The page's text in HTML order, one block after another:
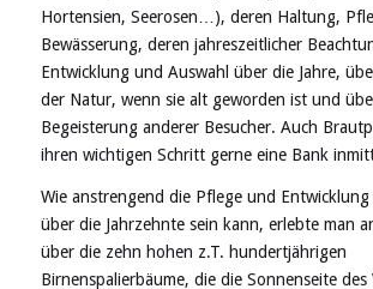
Hortensien, Seerosen…), deren Haltung,
Bewässerung, deren jahreszeitlicher
Entwicklung und Auswahl über die Jahre,
der Natur, wenn sie alt geworden ist und
Begeisterung anderer Besucher. Auch
ihren wichtigen Schritt gerne eine Bank
Wie anstrengend die Pflege und Entwicklung
über die Jahrzehnte sein kann, erlebte man
über die zehn hohen z.T. hundertjährigen
Birnenspalierbäume, die die Sonnenseite des